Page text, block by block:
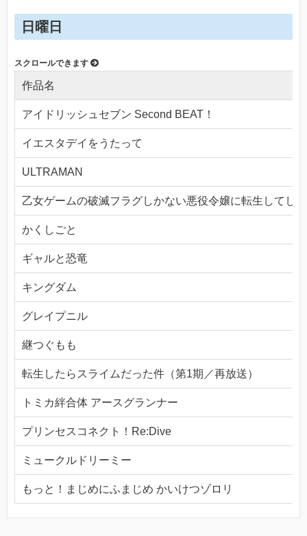
日曜日
作品名
アイドリッシュセブン Second BEAT！
イエスタデイをうたって
ULTRAMAN
乙女ゲームの破滅フラグしかない悪役令嬢に転生してし
かくしごと
ギャルと恐竜
キングダム
グレイプニル
継つぐもも
転生したらスライムだった件（第1期／再放送）
トミカ絆合体 アースグランナー
プリンセスコネクト！Re:Dive
ミュークルドリーミー
もっと！まじめにふまじめ かいけつゾロリ